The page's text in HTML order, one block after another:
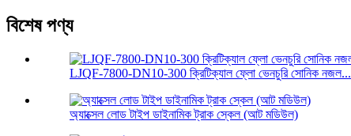
বিশেষ পণ্য
LJQF-7800-DN10-300 ক্রিটিক্যাল ফ্লো ভেনচুরি সোনিক নজল...
অ্যাক্সেল লোড টাইপ ডাইনামিক ট্রাক স্কেল (আট মডিউল)